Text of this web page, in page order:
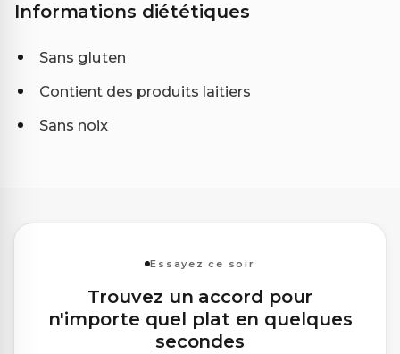
Informations diététiques
Sans gluten
Contient des produits laitiers
Sans noix
Essayez ce soir
Trouvez un accord pour
n'importe quel plat en quelques
secondes